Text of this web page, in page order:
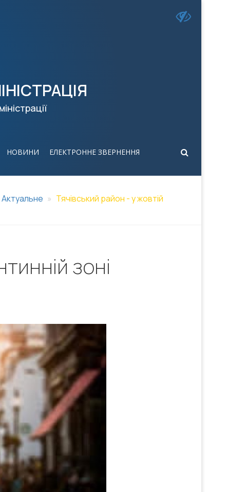
НОВИНИ ЕЛЕКТРОННЕ ЗВЕРНЕННЯ
Актуальне
Тячівський район - у жовтій
зоні